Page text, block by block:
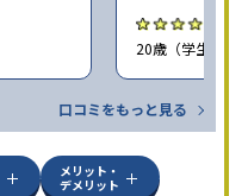
20歳（学生） /
口コミをもっと見る
メリット・
デメリット